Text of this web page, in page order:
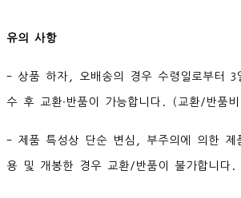
유의 사항
- 상품 하자, 오배송의 경우 수령일로부터 3
수 후 교환∙반품이 가능합니다. (교환/반품
- 제품 특성상 단순 변심, 부주의에 의한
용 및 개봉한 경우 교환/반품이 불가합니다.